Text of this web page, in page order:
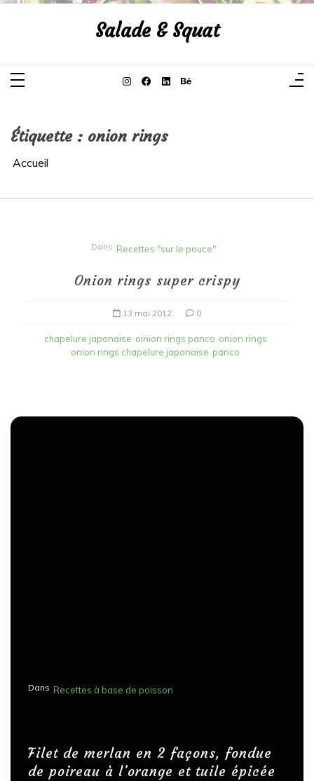
Aller
Salade & Squat
Étiquette : onion rings
Accueil
Dans Recettes "sur le pouce"
Onion rings super crispy
13 mai 2012 0
chapelure japonaise oinion rings panco onion rings
onion rings chapelure japonaise panco
Dans Recettes à base de poisson
Filet de merlan en 2 façons, fondue
de poireau à l’orange et tuile épicée